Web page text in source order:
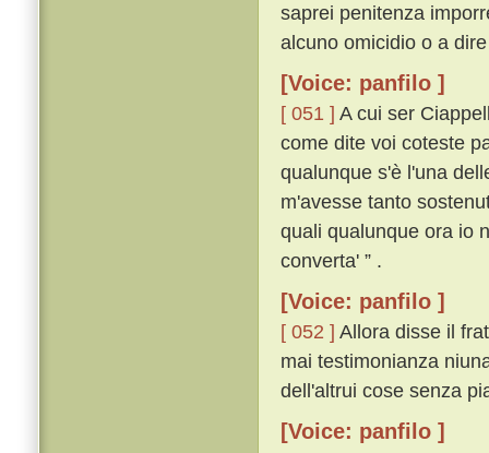
saprei penitenza
alcuno omicidio o a
[Voice: panfilo ]
[ 051 ] A cui ser
come dite voi coteste
qualunque s'è l'una
m'avesse tanto
quali qualunque ora io
converta' ” .
[Voice: panfilo ]
[ 052 ] Allora disse il
mai testimonianza
dell'altrui cose senza
[Voice: panfilo ]